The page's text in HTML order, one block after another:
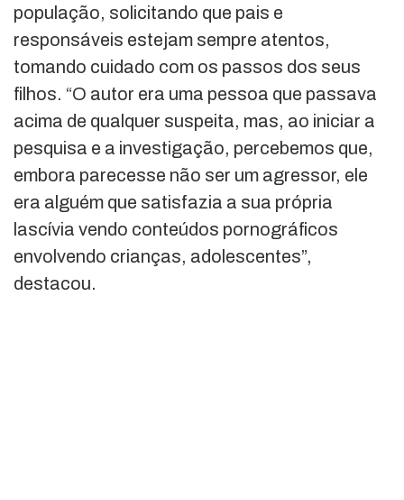
população, solicitando que pais e
responsáveis estejam sempre atentos,
tomando cuidado com os passos dos seus
filhos. “O autor era uma pessoa que passava
acima de qualquer suspeita, mas, ao iniciar a
pesquisa e a investigação, percebemos que,
embora parecesse não ser um agressor, ele
era alguém que satisfazia a sua própria
lascívia vendo conteúdos pornográficos
envolvendo crianças, adolescentes”,
destacou.